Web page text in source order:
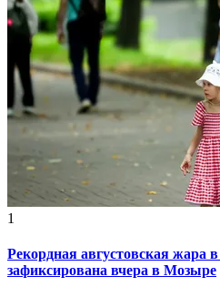
1
Рекордная августовская жара
зафиксирована вчера в Мозыре